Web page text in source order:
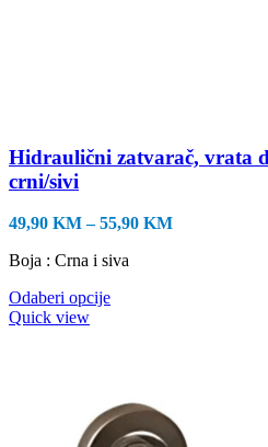
Hidraulični zatvarač, vrata
crni/sivi
49,90 KM – 55,90 KMRaspon
Boja : Crna i siva
Odaberi opcijeOvaj
se
mogu
Quick view